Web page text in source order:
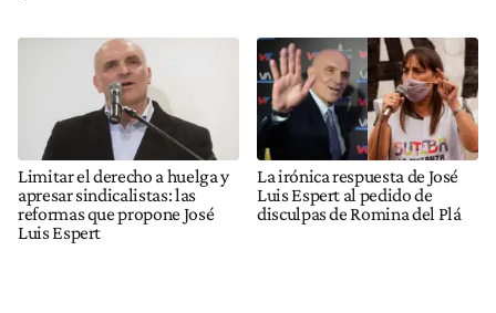
Limitar el derecho a huelga y
apresar sindicalistas: las
reformas que propone José
Luis Espert
La irónica respuesta de José
Luis Espert al pedido de
disculpas de Romina del Plá